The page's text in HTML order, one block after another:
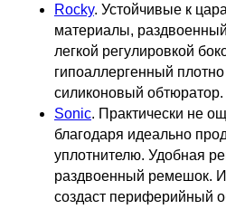
Rocky. Устойчивые к
материалы,
легкой регулировкой
гипоаллергенный
силиконовый обтюратор.
Sonic. Практически не
благодаря идеально
уплотнителю. Удобная
раздвоенный ремешок.
создаст периферийный